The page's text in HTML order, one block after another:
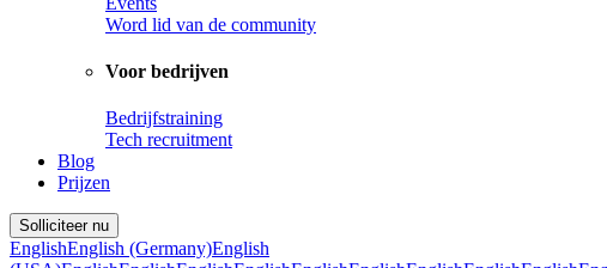
Word lid van de community
Voor bedrijven
Bedrijfstraining
Tech recruitment
Blog
Prijzen
Solliciteer nu
EnglishEnglish (Germany)English